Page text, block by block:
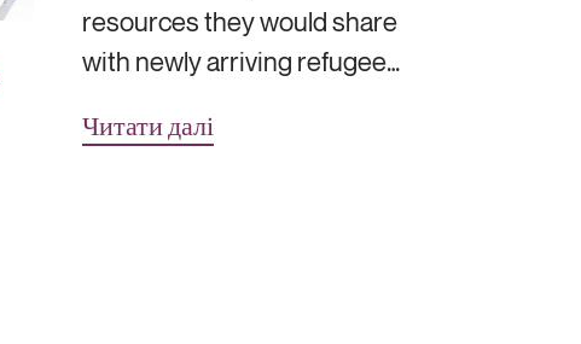
resources they would share
with newly arriving refugee…
Читати далі